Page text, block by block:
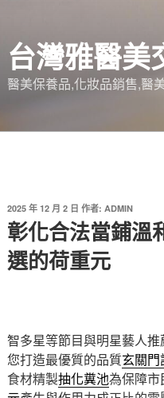
台灣雅醫美
醫美保養品,化妝品銷售,醫
發
佈
於
2025 年 12 月 2 日 作者: ADMIN
彰化合法當鋪溫
選的荷重元
智多星等節目與明星藝人推
您打造最優質的品質玄關門
食材精製抽化糞池為保障